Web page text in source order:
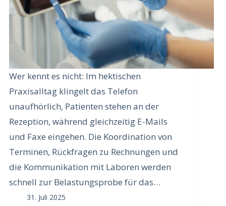
Wer kennt es nicht: Im hektischen
Praxisalltag klingelt das Telefon
unaufhörlich, Patienten stehen an der
Rezeption, während gleichzeitig E-Mails
und Faxe eingehen. Die Koordination von
Terminen, Rückfragen zu Rechnungen und
die Kommunikation mit Laboren werden
schnell zur Belastungsprobe für das…
31. Juli 2025